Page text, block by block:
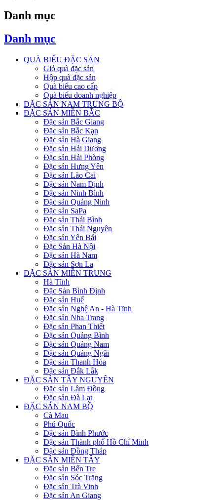
Danh mục
Danh mục
QUÀ BIẾU ĐẶC SẢN
Giỏ quà đặc sản
Hộp quà đặc sản
Quà biếu cao cấp
Quà biếu doanh nghiệp
ĐẶC SẢN NAM TRUNG BỘ
ĐẶC SẢN MIỀN BẮC
Đặc sản Bắc Giang
Đặc sản Bắc Kạn
Đặc sản Hà Giang
Đặc sản Hải Dương
Đặc sản Hải Phòng
Đặc sản Hưng Yên
Đặc sản Lào Cai
Đặc sản Nam Định
Đặc sản Ninh Bình
Đặc sản Quảng Ninh
Đặc sản SaPa
Đặc sản Thái Bình
Đặc sản Thái Nguyên
Đặc sản Yên Bái
Đặc Sản Hà Nội
Đặc sản Hà Nam
Đặc sản Sơn La
ĐẶC SẢN MIỀN TRUNG
Hà Tĩnh
Đặc Sản Bình Định
Đặc sản Huế
Đặc sản Nghệ An - Hà Tĩnh
Đặc sản Nha Trang
Đặc sản Phan Thiết
Đặc sản Quảng Bình
Đặc sản Quảng Nam
Đặc sản Quảng Ngãi
Đặc sản Thanh Hóa
Đặc sản Đắk Lắk
ĐẶC SẢN TÂY NGUYÊN
Đặc sản Lâm Đồng
Đặc sản Đà Lạt
ĐẶC SẢN NAM BỘ
Cà Mau
Phú Quốc
Đặc sản Bình Phước
Đặc sản Thành phố Hồ Chí Minh
Đặc sản Đồng Tháp
ĐẶC SẢN MIỀN TÂY
Đặc sản Bến Tre
Đặc sản Sóc Trăng
Đặc sản Trà Vinh
Đặc sản An Giang